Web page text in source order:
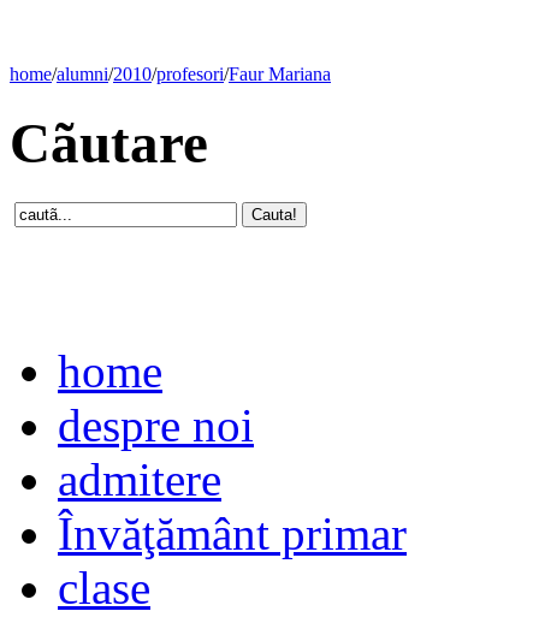
home/alumni/2010/profesori/Faur Mariana
Cãutare
home
despre noi
admitere
Învăţământ primar
clase